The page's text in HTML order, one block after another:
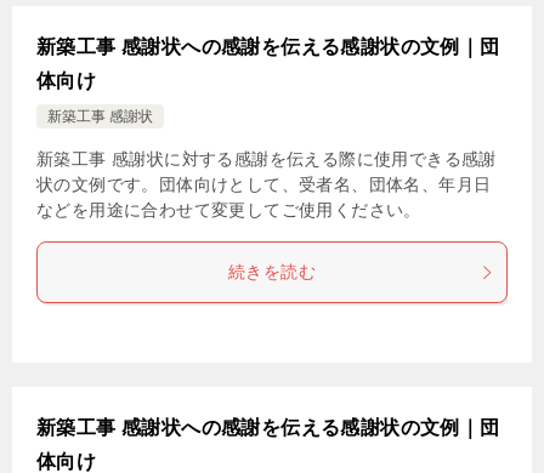
新築工事 感謝状への感謝を伝える感謝状の文例｜団
体向け
新築工事 感謝状
新築工事 感謝状に対する感謝を伝える際に使用できる感謝
状の文例です。団体向けとして、受者名、団体名、年月日
などを用途に合わせて変更してご使用ください。
続きを読む
新築工事 感謝状への感謝を伝える感謝状の文例｜団
体向け